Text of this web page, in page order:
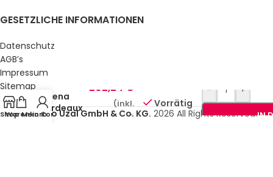
GESETZLICHE INFORMATIONEN
Datenschutz
AGB’s
Impressum
Sitemap
Über uns
© Gastro Uzal GmbH & Co. KG. 2026 All Rights Reserved.
Shop
Warenkorb
Mein Konto
Milena
Bordeaux
10er Pack
202,24 €
(inkl.
MwSt.)
Vorrätig
- +
IN